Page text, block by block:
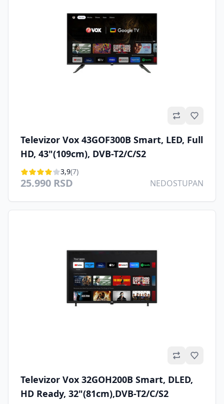
Televizor Vox 43GOF300B Smart, LED, Full
HD, 43"(109cm), DVB-T2/C/S2
3,9(7)
25.990 RSD NEDOSTUPAN
Televizor Vox 32GOH200B Smart, DLED,
HD Ready, 32"(81cm),DVB-T2/C/S2